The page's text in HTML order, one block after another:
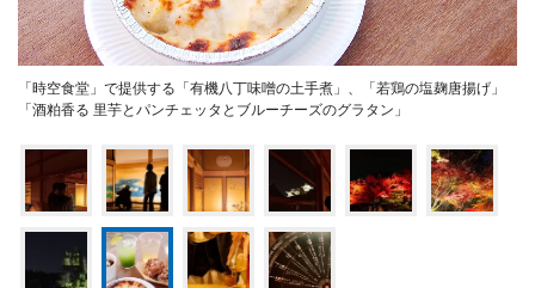
「時空食堂」で提供する「有機八丁味噌の土手煮」、「若鶏の塩麹唐揚げ」
「酒粕香る 里芋とパンチェッタとブルーチーズのグラタン」